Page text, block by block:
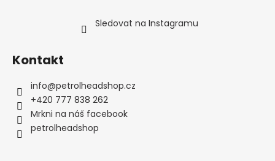
Sledovat na Instagramu
Kontakt
info@petrolheadshop.cz
+420 777 838 262
Mrkni na náš facebook
petrolheadshop